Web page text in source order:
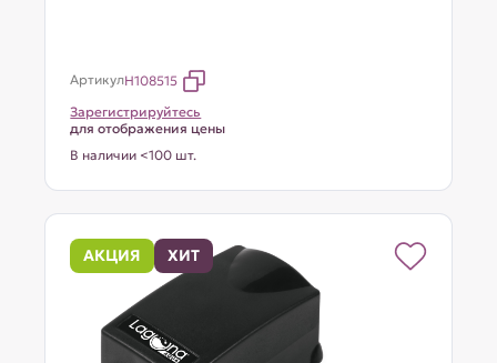
АртикулH108515
Зарегистрируйтесь
для отображения цены
В наличии <100 шт.
АКЦИЯ ХИТ